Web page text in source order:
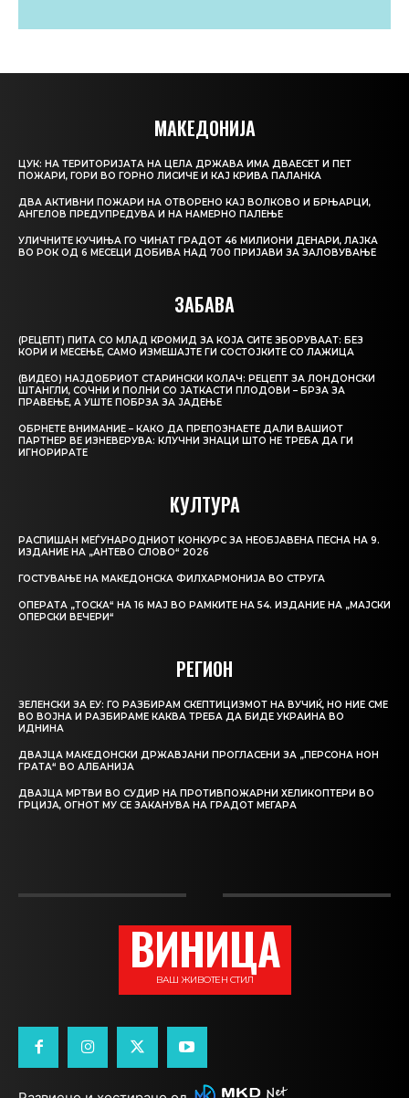
МАКЕДОНИЈА
ЦУК: НА ТЕРИТОРИЈАТА НА ЦЕЛА ДРЖАВА ИМА ДВАЕСЕТ И ПЕТ
ПОЖАРИ, ГОРИ ВО ГОРНО ЛИСИЧЕ И КАЈ КРИВА ПАЛАНКА
ДВА АКТИВНИ ПОЖАРИ НА ОТВОРЕНО КАЈ ВОЛКОВО И БРЊАРЦИ,
АНГЕЛОВ ПРЕДУПРЕДУВА И НА НАМЕРНО ПАЛЕЊЕ
УЛИЧНИТЕ КУЧИЊА ГО ЧИНАТ ГРАДОТ 46 МИЛИОНИ ДЕНАРИ, ЛАЈКА
ВО РОК ОД 6 МЕСЕЦИ ДОБИВА НАД 700 ПРИЈАВИ ЗА ЗАЛОВУВАЊЕ
ЗАБАВА
(РЕЦЕПТ) ПИТА СО МЛАД КРОМИД ЗА КОЈА СИТЕ ЗБОРУВААТ: БЕЗ
КОРИ И МЕСЕЊЕ, САМО ИЗМЕШАЈТЕ ГИ СОСТОЈКИТЕ СО ЛАЖИЦА
(ВИДЕО) НАЈДОБРИОТ СТАРИНСКИ КОЛАЧ: РЕЦЕПТ ЗА ЛОНДОНСКИ
ШТАНГЛИ, СОЧНИ И ПОЛНИ СО ЈАТКАСТИ ПЛОДОВИ – БРЗА ЗА
ПРАВЕЊЕ, А УШТЕ ПОБРЗА ЗА ЈАДЕЊЕ
ОБРНЕТЕ ВНИМАНИЕ – КАКО ДА ПРЕПОЗНАЕТЕ ДАЛИ ВАШИОТ
ПАРТНЕР ВЕ ИЗНЕВЕРУВА: КЛУЧНИ ЗНАЦИ ШТО НЕ ТРЕБА ДА ГИ
ИГНОРИРАТЕ
КУЛТУРА
РАСПИШАН МЕЃУНАРОДНИОТ КОНКУРС ЗА НЕОБЈАВЕНА ПЕСНА НА 9.
ИЗДАНИЕ НА „АНТЕВО СЛОВО“ 2026
ГОСТУВАЊЕ НА МАКЕДОНСКА ФИЛХАРМОНИЈА ВО СТРУГА
ОПЕРАТА „ТОСКА“ НА 16 МАЈ ВО РАМКИТЕ НА 54. ИЗДАНИЕ НА „МАЈСКИ
ОПЕРСКИ ВЕЧЕРИ“
РЕГИОН
ЗЕЛЕНСКИ ЗА ЕУ: ГО РАЗБИРАМ СКЕПТИЦИЗМОТ НА ВУЧИЌ, НО НИЕ СМЕ
ВО ВОЈНА И РАЗБИРАМЕ КАКВА ТРЕБА ДА БИДЕ УКРАИНА ВО
ИДНИНА
ДВАЈЦА МАКЕДОНСКИ ДРЖАВЈАНИ ПРОГЛАСЕНИ ЗА „ПЕРСОНА НОН
ГРАТА“ ВО АЛБАНИЈА
ДВАЈЦА МРТВИ ВО СУДИР НА ПРОТИВПОЖАРНИ ХЕЛИКОПТЕРИ ВО
ГРЦИЈА, ОГНОТ МУ СЕ ЗАКАНУВА НА ГРАДОТ МЕГАРА
ВИНИЦА
ВАШ ЖИВОТЕН СТИЛ